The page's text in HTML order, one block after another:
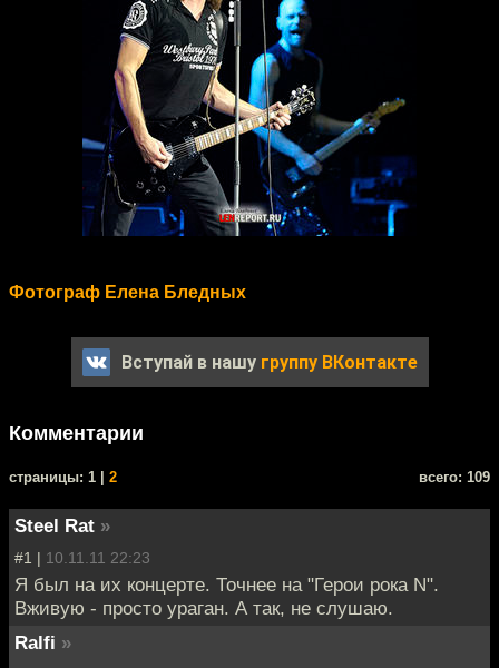
Фотограф Елена Бледных
Вступай в нашу группу ВКонтакте
Комментарии
cтраницы: 1 | 2 всего: 109
Steel Rat »
#1 | 10.11.11 22:23
Я был на их концерте. Точнее на "Герои рока N".
Вживую - просто ураган. А так, не слушаю.
Ralfi »